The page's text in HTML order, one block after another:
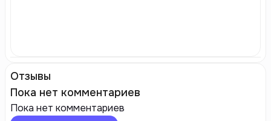
Отзывы
Пока нет комментариев
Пока нет комментариев